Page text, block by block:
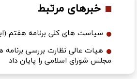
خبرهای مرتبط
سیاست های کلی برنامه هفتم (ابلاغی
هیات عالی نظارت بررسی
مجلس شورای اسلامی را پایان داد